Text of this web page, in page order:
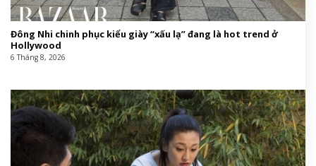
Đông Nhi chinh phục kiểu giày “xấu lạ” đang là hot trend ở
Hollywood
6 Tháng 8, 2026